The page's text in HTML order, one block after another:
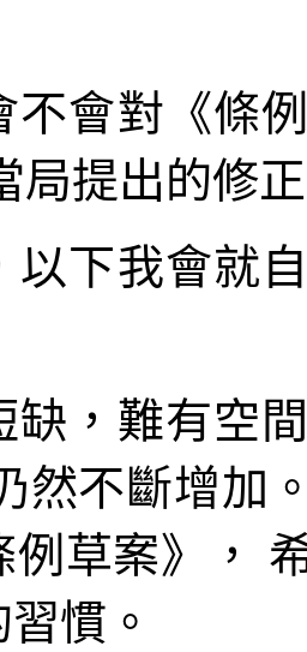
不會對《條
局提出的修
以下我會就
缺，難有空
然不斷增加
例草案》，
慣。